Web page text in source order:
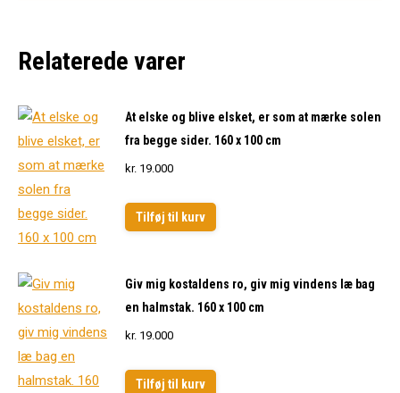
Relaterede varer
At elske og blive elsket, er som at mærke solen
fra begge sider. 160 x 100 cm
kr. 19.000
Tilføj til kurv
Giv mig kostaldens ro, giv mig vindens læ bag
en halmstak. 160 x 100 cm
kr. 19.000
Tilføj til kurv